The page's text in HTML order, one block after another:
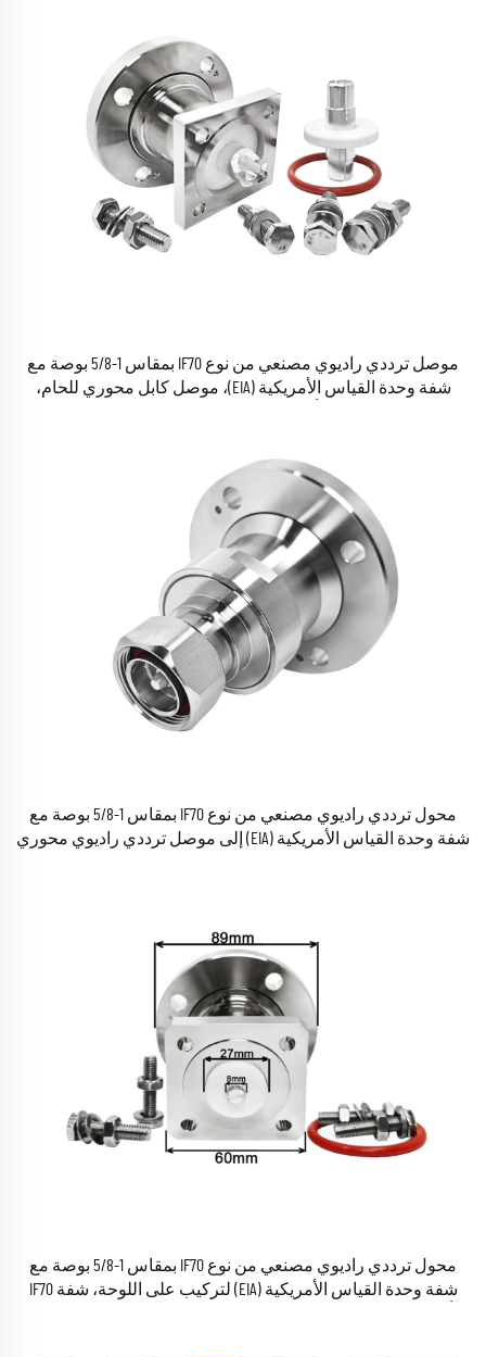
موصل ترددي راديوي مصنعي من نوع IF70 بمقاس 1-5/8 بوصة مع
شفة وحدة القياس الأمريكية (EIA)، موصل كابل محوري للحام،
محول ترددي راديوي مصنعي من نوع IF70 بمقاس 1-5/8 بوصة مع
شفة وحدة القياس الأمريكية (EIA) إلى موصل ترددي راديوي محوري
محول ترددي راديوي مصنعي من نوع IF70 بمقاس 1-5/8 بوصة مع
شفة وحدة القياس الأمريكية (EIA) لتركيب على اللوحة، شفة IF70